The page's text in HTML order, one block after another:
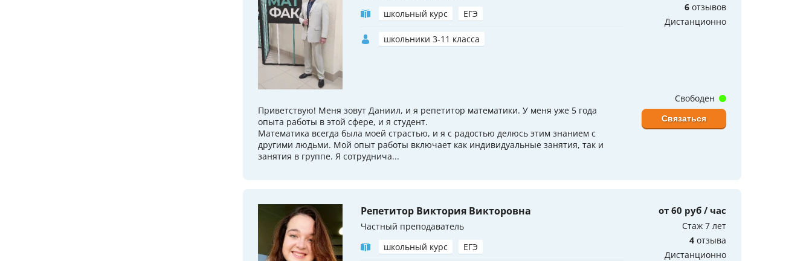
школьный курс
ЕГЭ
школьники 3-11 класса
6 отзывов
Дистанционно
Приветствую! Меня зовут Даниил, и я репетитор математики. У меня уже 5 года
опыта работы в этой сфере, и я студент.
Математика всегда была моей страстью, и я с радостью делюсь этим знанием с
другими людьми. Мой опыт работы включает как индивидуальные занятия, так и
занятия в группе. Я сотруднича...
Свободен
Связаться
Репетитор Виктория Викторовна
Частный преподаватель
школьный курс
ЕГЭ
от 60 руб / час
Стаж 7 лет
4 отзыва
Дистанционно